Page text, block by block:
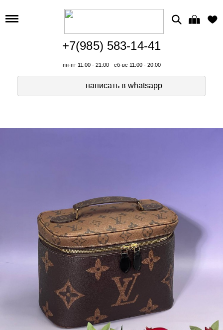
+7(985) 583-14-41
пн-пт 11:00 - 21:00 сб-вс 11:00 - 20:00
написать в whatsapp